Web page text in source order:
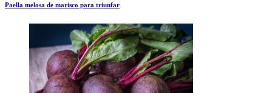
Paella melosa de marisco para triunfar